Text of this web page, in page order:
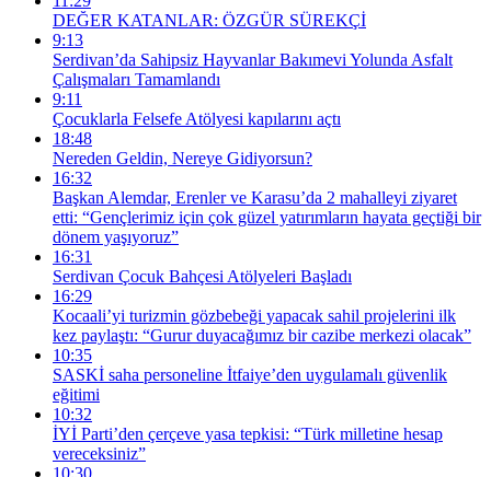
DEĞER KATANLAR: ÖZGÜR SÜREKÇİ
9:13
Serdivan’da Sahipsiz Hayvanlar Bakımevi Yolunda Asfalt
Çalışmaları Tamamlandı
9:11
Çocuklarla Felsefe Atölyesi kapılarını açtı
18:48
Nereden Geldin, Nereye Gidiyorsun?
16:32
Başkan Alemdar, Erenler ve Karasu’da 2 mahalleyi ziyaret
etti: “Gençlerimiz için çok güzel yatırımların hayata geçtiği bir
dönem yaşıyoruz”
16:31
Serdivan Çocuk Bahçesi Atölyeleri Başladı
16:29
Kocaali’yi turizmin gözbebeği yapacak sahil projelerini ilk
kez paylaştı: “Gurur duyacağımız bir cazibe merkezi olacak”
10:35
SASKİ saha personeline İtfaiye’den uygulamalı güvenlik
eğitimi
10:32
İYİ Parti’den çerçeve yasa tepkisi: “Türk milletine hesap
vereceksiniz”
10:30